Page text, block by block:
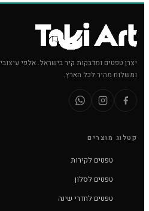
יצרן טפטים ומדבקות קיר בישראל. אלפי
ומשלוח מהיר לכל הארץ.
קטלוג מוצרים
טפטים לקירות
טפטים לסלון
טפטים לחדרי שינה